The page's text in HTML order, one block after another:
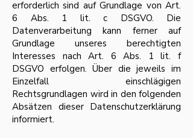
erforderlich sind auf Grundlage von Art.
6 Abs. 1 lit. c DSGVO. Die
Datenverarbeitung kann ferner auf
Grundlage unseres berechtigten
Interesses nach Art. 6 Abs. 1 lit. f
DSGVO erfolgen. Über die jeweils im
Einzelfall einschlägigen
Rechtsgrundlagen wird in den folgenden
Absätzen dieser Datenschutzerklärung
informiert.